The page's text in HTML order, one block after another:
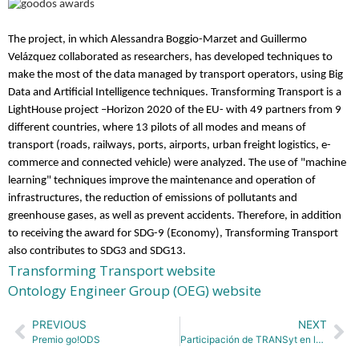
The project, in which Alessandra Boggio-Marzet and Guillermo
Velázquez collaborated as researchers, has developed techniques to
make the most of the data managed by transport operators, using Big
Data and Artificial Intelligence techniques. Transforming Transport is a
LightHouse project –Horizon 2020 of the EU- with 49 partners from 9
different countries, where 13 pilots of all modes and means of
transport (roads, railways, ports, airports, urban freight logistics, e-
commerce and connected vehicle) were analyzed. The use of "machine
learning" techniques improve the maintenance and operation of
infrastructures, the reduction of emissions of pollutants and
greenhouse gases, as well as prevent accidents. Therefore, in addition
to receiving the award for SDG-9 (Economy), Transforming Transport
also contributes to SDG3 and SDG13.
Transforming Transport website
Ontology Engineer Group (OEG) website
PREVIOUS
Premio go!ODS
NEXT
Participación de TRANSyt en la Presentación de la Encuesta Domiciliaria de Movilidad – edM2018